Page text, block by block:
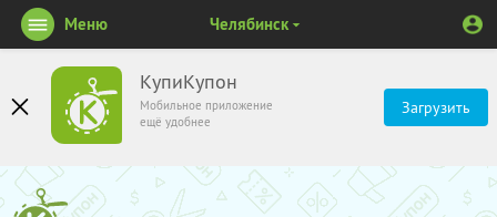
КупиКупон
Мобильное приложение
ещё удобнее
Загрузить
Меню Челябинск